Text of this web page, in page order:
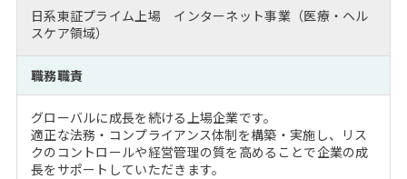
日系東証プライム上場 インターネット事業（医療・ヘル
スケア領域）
職務職責
グローバルに成長を続ける上場企業です。
適正な法務・コンプライアンス体制を構築・実施し、リス
クのコントロールや経営管理の質を高めることで企業の成
長をサポートしていただきます。